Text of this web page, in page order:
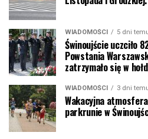
WIADOMOŚCI 5 dni
Świnoujście uczciło
Powstania
zatrzymało się w
WIADOMOŚCI 3 dni
Wakacyjna
parkrunie w